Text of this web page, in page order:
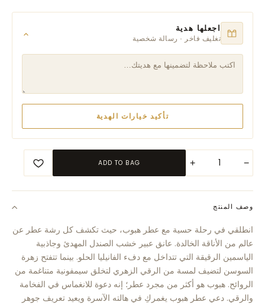
اجعلها هدية
تغليف فاخر · رسالة شخصية
تأكيد خيارات الهدية
−
+
ADD TO BAG
وصف المنتج
انطلقي في رحلة حسية مع عطر هبوب، حيث تكشف كل رشة عطر عن
عالم من الأناقة الخالدة. عانق عبير خشب الصندل المهدئ وجاذبية
الياسمين الرقيقة التي تتداخل مع دفء الفانيليا الحلو. بينما تتفتح زهرة
السوسن لتضيف لمسة من الرقي الزهري لتخلق سيمفونية متناغمة من
الروائح. هبوب هو أكثر من مجرد عطر؛ إنه دعوة للانغماس في الفخامة
والرقي. دعي عطر هبوب يغمركِ في هالته الآسرة ويعيد تعريف جوهر